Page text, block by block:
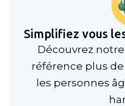
Simplifiez vous
Découvrez
référence plus
les personnes